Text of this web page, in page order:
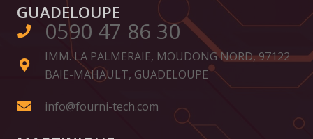
GUADELOUPE
0590 47 86 30
IMM. LA PALMERAIE, MOUDONG NORD, 97122
BAIE-MAHAULT, GUADELOUPE
info@fourni-tech.com